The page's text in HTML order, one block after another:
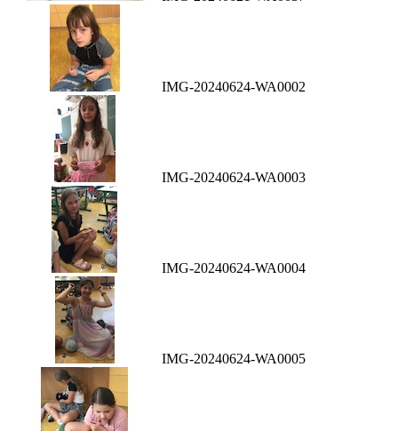
IMG-20240624-WA0002
IMG-20240624-WA0003
IMG-20240624-WA0004
IMG-20240624-WA0005